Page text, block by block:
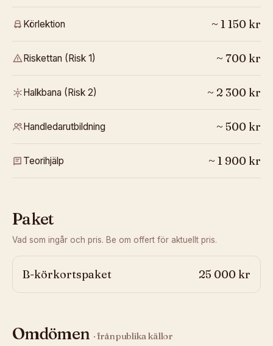
Körlektion ~ 1 150 kr
Riskettan (Risk 1) ~ 700 kr
Halkbana (Risk 2) ~ 2 300 kr
Handledarutbildning ~ 500 kr
Teorihjälp ~ 1 900 kr
Paket
Vad som ingår och pris. Be om offert för aktuellt pris.
B-körkortspaket 25 000 kr
Omdömen · från publika källor